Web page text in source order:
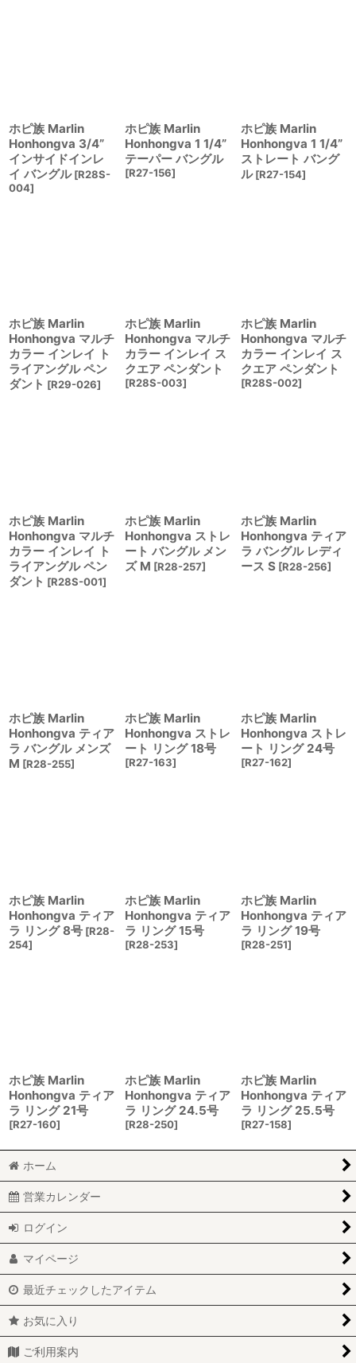
ホピ族 Marlin
Honhongva 3/4”
インサイドインレ
イ バングル [R28S-
004]
ホピ族 Marlin
Honhongva 1 1/4”
テーパー バングル
[R27-156]
ホピ族 Marlin
Honhongva 1 1/4”
ストレート バング
ル [R27-154]
ホピ族 Marlin
Honhongva マルチ
カラー インレイ ト
ライアングル ペン
ダント [R29-026]
ホピ族 Marlin
Honhongva マルチ
カラー インレイ ス
クエア ペンダント
[R28S-003]
ホピ族 Marlin
Honhongva マルチ
カラー インレイ ス
クエア ペンダント
[R28S-002]
ホピ族 Marlin
Honhongva マルチ
カラー インレイ ト
ライアングル ペン
ダント [R28S-001]
ホピ族 Marlin
Honhongva ストレ
ート バングル メン
ズ M [R28-257]
ホピ族 Marlin
Honhongva ティア
ラ バングル レディ
ース S [R28-256]
ホピ族 Marlin
Honhongva ティア
ラ バングル メンズ
M [R28-255]
ホピ族 Marlin
Honhongva ストレ
ート リング 18号
[R27-163]
ホピ族 Marlin
Honhongva ストレ
ート リング 24号
[R27-162]
ホピ族 Marlin
Honhongva ティア
ラ リング 8号 [R28-
254]
ホピ族 Marlin
Honhongva ティア
ラ リング 15号
[R28-253]
ホピ族 Marlin
Honhongva ティア
ラ リング 19号
[R28-251]
ホピ族 Marlin
Honhongva ティア
ラ リング 21号
[R27-160]
ホピ族 Marlin
Honhongva ティア
ラ リング 24.5号
[R28-250]
ホピ族 Marlin
Honhongva ティア
ラ リング 25.5号
[R27-158]
ホーム
営業カレンダー
ログイン
マイページ
最近チェックしたアイテム
お気に入り
ご利用案内